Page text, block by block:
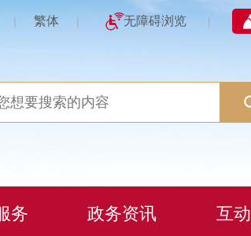
| 繁体 | 无障碍浏览 |
务 政务资讯 互